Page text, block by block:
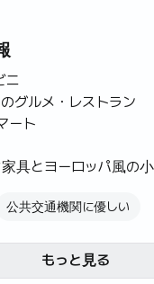
ニ
グルメ・レストラン
ート
具とヨーロッパ風の
やワインを楽しむの
公共交通機関に優しい
もっと見る